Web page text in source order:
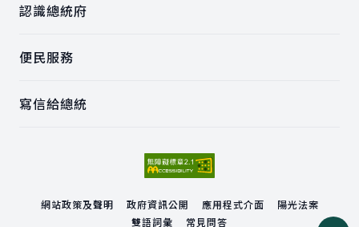
認識總統府
便民服務
寫信給總統
網站政策及聲明 政府資訊公開 應用程式介面
陽光法案
雙語詞彙
常見問答